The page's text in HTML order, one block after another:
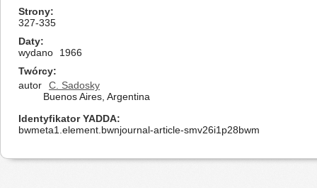
Strony
327-335
Daty
wydano
1966
Twórcy
autor
C. Sadosky
Buenos Aires, Argentina
Identyfikator YADDA
bwmeta1.element.bwnjournal-article-smv26i1p28bwm